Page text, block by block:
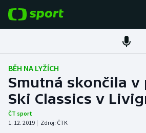
Fotbal
Hokej
Tenis
BĚH NA LYŽÍCH
Smutná skončila v
Ski Classics v
ČT sport
1. 12. 2019 | Zdroj: ČTK